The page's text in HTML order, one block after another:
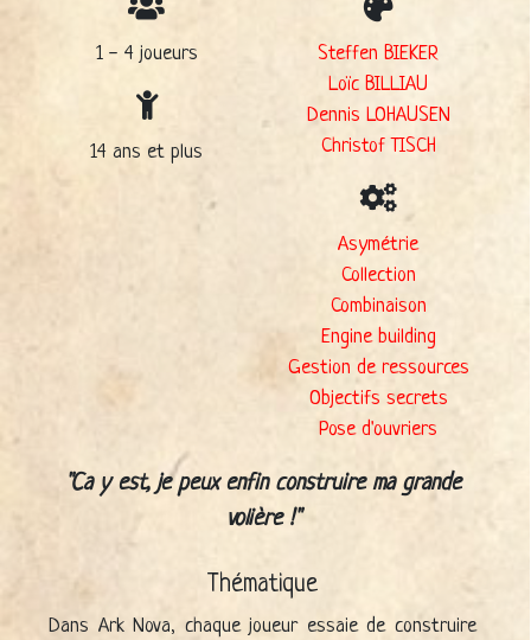
1 - 4 joueurs
14 ans et plus
Steffen BIEKER
Loïc BILLIAU
Dennis LOHAUSEN
Christof TISCH
Asymétrie
Collection
Combinaison
Engine building
Gestion de ressources
Objectifs secrets
Pose d'ouvriers
Ca y est, je peux enfin construire ma grande
volière !
Thématique
Dans Ark Nova, chaque joueur essaie de construire